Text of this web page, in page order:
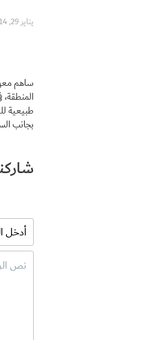
يناير 29, 2014
ساهم
بجانب